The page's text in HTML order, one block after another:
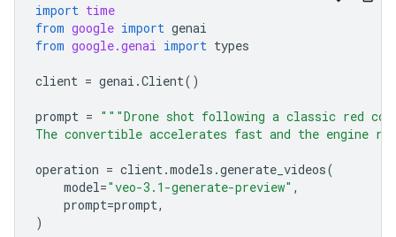
import time
from google import genai
from google.genai import types
client = genai .Client()
prompt = """Drone shot following a classic red
The convertible accelerates fast and the engine
operation = client.models .generate_videos(
model="veo-3.1-generate-preview" ,
prompt=prompt,
)